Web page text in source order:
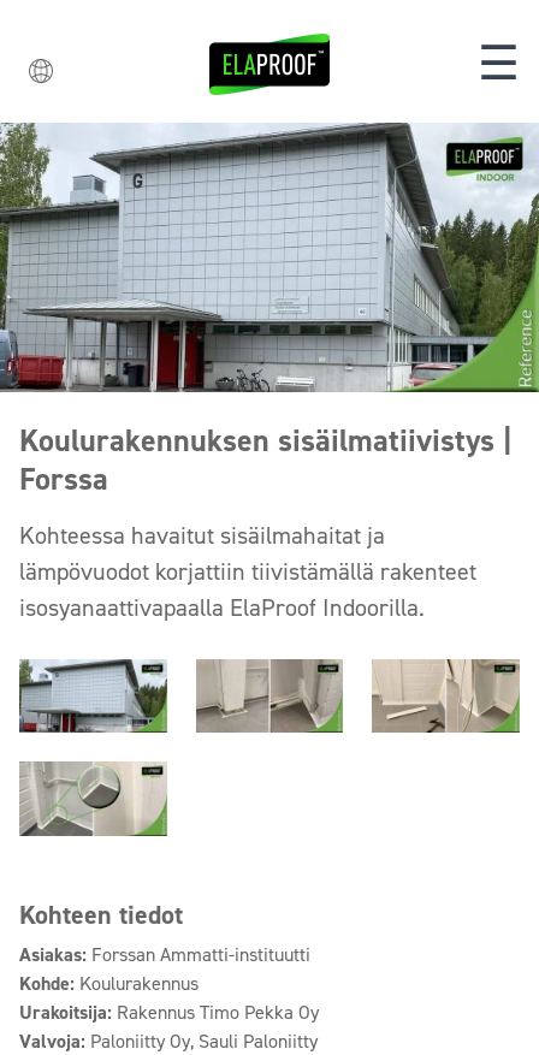
☰
Koulurakennuksen sisäilmatiivistys |
Forssa
Kohteessa havaitut sisäilmahaitat ja
lämpövuodot korjattiin tiivistämällä rakenteet
isosyanaattivapaalla ElaProof Indoorilla.
Kohteen tiedot
Asiakas: Forssan Ammatti-instituutti
Kohde: Koulurakennus
Urakoitsija: Rakennus Timo Pekka Oy
Valvoja: Paloniitty Oy, Sauli Paloniitty